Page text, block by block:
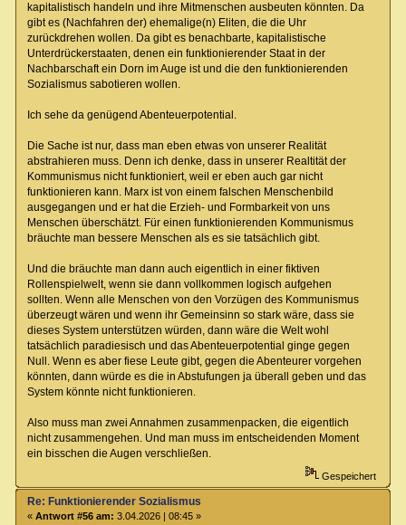
kapitalistisch handeln und ihre Mitmenschen ausbeuten könnten. Da
gibt es (Nachfahren der) ehemalige(n) Eliten, die die Uhr
zurückdrehen wollen. Da gibt es benachbarte, kapitalistische
Unterdrückerstaaten, denen ein funktionierender Staat in der
Nachbarschaft ein Dorn im Auge ist und die den funktionierenden
Sozialismus sabotieren wollen.
Ich sehe da genügend Abenteuerpotential.
Die Sache ist nur, dass man eben etwas von unserer Realität
abstrahieren muss. Denn ich denke, dass in unserer Realtität der
Kommunismus nicht funktioniert, weil er eben auch gar nicht
funktionieren kann. Marx ist von einem falschen Menschenbild
ausgegangen und er hat die Erzieh- und Formbarkeit von uns
Menschen überschätzt. Für einen funktionierenden Kommunismus
bräuchte man bessere Menschen als es sie tatsächlich gibt.
Und die bräuchte man dann auch eigentlich in einer fiktiven
Rollenspielwelt, wenn sie dann vollkommen logisch aufgehen
sollten. Wenn alle Menschen von den Vorzügen des Kommunismus
überzeugt wären und wenn ihr Gemeinsinn so stark wäre, dass sie
dieses System unterstützen würden, dann wäre die Welt wohl
tatsächlich paradiesisch und das Abenteuerpotential ginge gegen
Null. Wenn es aber fiese Leute gibt, gegen die Abenteurer vorgehen
könnten, dann würde es die in Abstufungen ja überall geben und das
System könnte nicht funktionieren.
Also muss man zwei Annahmen zusammenpacken, die eigentlich
nicht zusammengehen. Und man muss im entscheidenden Moment
ein bisschen die Augen verschließen.
Gespeichert
Re: Funktionierender Sozialismus
« Antwort #56 am: 3.04.2026 | 08:45 »